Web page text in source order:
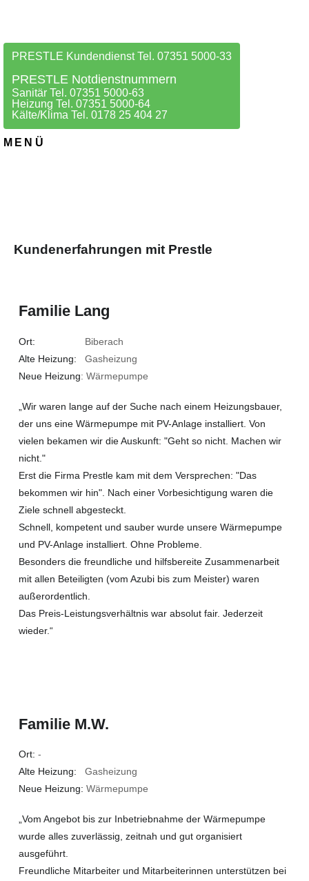
PRESTLE Kundendienst Tel. 07351 5000-33
PRESTLE Notdienstnummern
Sanitär Tel. 07351 5000-63
Heizung Tel. 07351 5000-64
Kälte/Klima Tel. 0178 25 404 27
MENÜ
Kundenerfahrungen mit Prestle
Familie Lang
Ort: Biberach
Alte Heizung: Gasheizung
Neue Heizung: Wärmepumpe
„Wir waren lange auf der Suche nach einem Heizungsbauer,
der uns eine Wärmepumpe mit PV-Anlage installiert. Von
vielen bekamen wir die Auskunft: "Geht so nicht. Machen wir
nicht."
Erst die Firma Prestle kam mit dem Versprechen: "Das
bekommen wir hin". Nach einer Vorbesichtigung waren die
Ziele schnell abgesteckt.
Schnell, kompetent und sauber wurde unsere Wärmepumpe
und PV-Anlage installiert. Ohne Probleme.
Besonders die freundliche und hilfsbereite Zusammenarbeit
mit allen Beteiligten (vom Azubi bis zum Meister) waren
außerordentlich.
Das Preis-Leistungsverhältnis war absolut fair. Jederzeit
wieder.“
Familie M.W.
Ort: -
Alte Heizung: Gasheizung
Neue Heizung: Wärmepumpe
„Vom Angebot bis zur Inbetriebnahme der Wärmepumpe
wurde alles zuverlässig, zeitnah und gut organisiert
ausgeführt.
Freundliche Mitarbeiter und Mitarbeiterinnen unterstützen bei